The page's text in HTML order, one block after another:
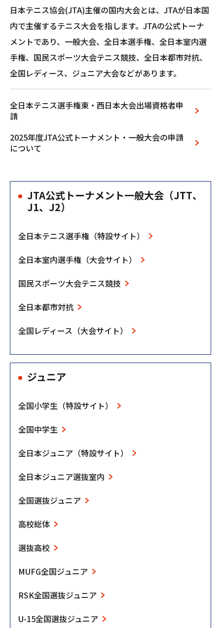
日本テニス協会(JTA)主催の国内大会とは、JTAが日本国
内で主催するテニス大会を指します。JTAの公式トーナ
メントであり、一般大会、全日本選手権、全日本室内選
手権、国民スポーツ大会テニス競技、全日本都市対抗、
全国レディース、ジュニア大会などがあります。
全⽇本テニス選⼿権東‧⻄⽇本⼤会出場資格者申
請
2025年度JTA公式トーナメント‧⼀般⼤会の申請
について
JTA公式トーナメント一般大会（JTT、
J1、J2）
全日本テニス選手権（特設サイト）
全日本室内選手権（大会サイト）
国民スポーツ大会テニス競技
全日本都市対抗
全国レディース（大会サイト）
ジュニア
全国小学生（特設サイト）
全国中学生
全日本ジュニア（特設サイト）
全日本ジュニア選抜室内
全国選抜ジュニア
高校総体
選抜高校
MUFG全国ジュニア
RSK全国選抜ジュニア
U-15全国選抜ジュニア